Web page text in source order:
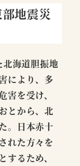
地震災
海道胆振地
により、多
を受け、
とから、北
。日本赤十
れた方々を
るため、